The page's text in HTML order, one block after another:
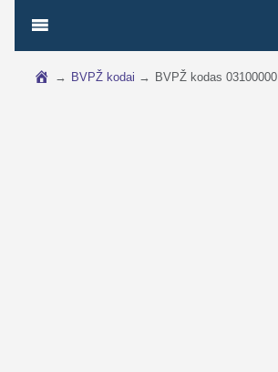
→ BVPŽ kodai → BVPŽ kodas 03100000